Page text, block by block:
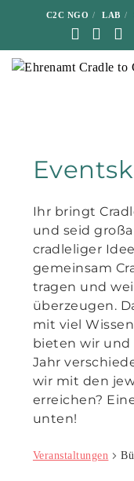
C2C NGO LAB
Ihr bringt
und seid
cradleliger
gemeinsam
tragen und
überzeugen.
mit viel
bieten wir
Jahr
wir mit den
erreichen?
unten!
Veranstaltungen